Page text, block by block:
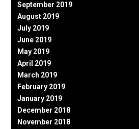
September 2019
August 2019
July 2019
June 2019
May 2019
April 2019
March 2019
February 2019
January 2019
December 2018
November 2018